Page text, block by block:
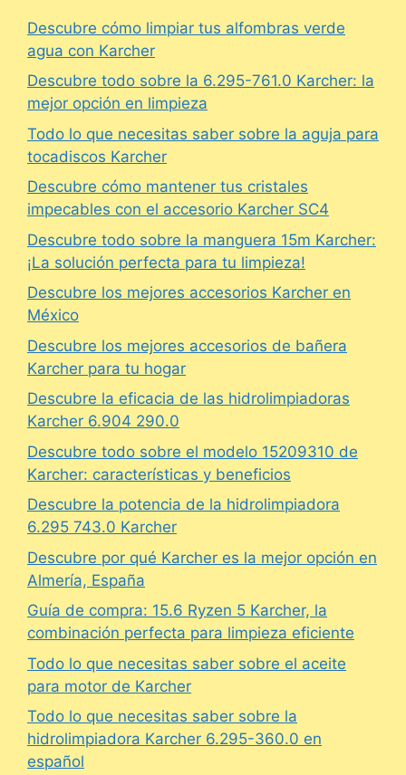
Descubre cómo limpiar tus alfombras verde
agua con Karcher
Descubre todo sobre la 6.295-761.0 Karcher: la
mejor opción en limpieza
Todo lo que necesitas saber sobre la aguja para
tocadiscos Karcher
Descubre cómo mantener tus cristales
impecables con el accesorio Karcher SC4
Descubre todo sobre la manguera 15m Karcher:
¡La solución perfecta para tu limpieza!
Descubre los mejores accesorios Karcher en
México
Descubre los mejores accesorios de bañera
Karcher para tu hogar
Descubre la eficacia de las hidrolimpiadoras
Karcher 6.904 290.0
Descubre todo sobre el modelo 15209310 de
Karcher: características y beneficios
Descubre la potencia de la hidrolimpiadora
6.295 743.0 Karcher
Descubre por qué Karcher es la mejor opción en
Almería, España
Guía de compra: 15.6 Ryzen 5 Karcher, la
combinación perfecta para limpieza eficiente
Todo lo que necesitas saber sobre el aceite
para motor de Karcher
Todo lo que necesitas saber sobre la
hidrolimpiadora Karcher 6.295-360.0 en
español